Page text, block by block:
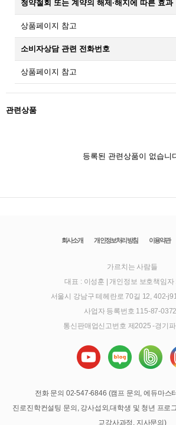
청약철회 또는 계약의 해제·해지에 따른 효과
상품페이지 참고
소비자상담 관련 전화번호
상품페이지 참고
관련상품
등록된 관련상품이 없습니
회사소개 개인정보처리방침 이용약관
가르치는 사람들
대표 : 이성훈
개인정보 보호책임자
서울시 강남구 테헤란로 70길 12, 402-
사업자 등록번호 115-87-
통신판매업신고번호 제2025 -경기
전화 문의 02-547-6846 (캠프 문의, 에듀마스
진로진학컨설팅 문의, 강사섭외,대학생 및 청년 프로
교강사과정, 지사문의)